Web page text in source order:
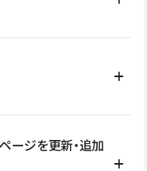
WordPressの場合は、
されるわけではないた
設計、URL・リダイレク
数部門での運用、権限管
連携など、個別の要件が
利用数の上限、権限
。詳しくは料金プランペ
ージを更新・追加